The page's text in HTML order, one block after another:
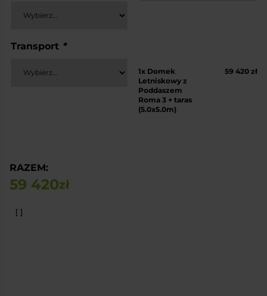
Transport *
1x Domek
Letniskowy z
Poddaszem
Roma 3 + taras
(5.0x5.0m)
59 420 zł
RAZEM:
59 420zł